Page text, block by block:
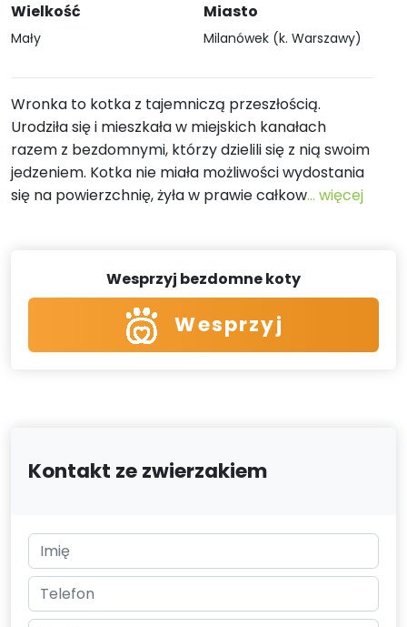
Wielkość
Mały
Miasto
Milanówek (k. Warszawy)
Wronka to kotka z tajemniczą przeszłością.
Urodziła się i mieszkała w miejskich kanałach
razem z bezdomnymi, którzy dzielili się z nią swoim
jedzeniem. Kotka nie miała możliwości wydostania
się na powierzchnię, żyła w prawie całkow... więcej
Wesprzyj bezdomne koty
Wesprzyj
Kontakt ze zwierzakiem